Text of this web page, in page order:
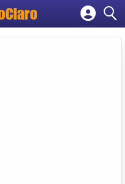
empresa